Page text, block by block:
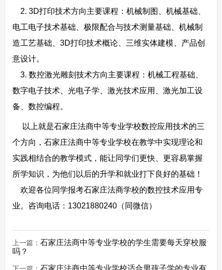
2. 3D打印技术方向主要课程：机械制图、机械基础、
电工电子技术基础、极限配合与技术测量基础、机械制
造工艺基础、3D打印技术概论、三维实体建模、产品创
意设计。
3. 数控激光雕刻技术方向主要课程：机械工程基础、
数字电子技术、光电子学、激光技术应用、激光加工设
备、数控编程。
以上就是石家庄法商中等专业学校数控应用技术的三
个方向，石家庄法商中等专业学校在教学中实现理论和
实践相结合的教学模式，能让同学们更快、更容易掌握
所学知识，为他们以后的升学和就业打下良好的基础！
欢迎各位同学报考石家庄法商学校的数控技术应用专
业。咨询电话：13021880240（同微信）
上一篇： 石家庄法商中等专业学校的学生需要每天穿校服
吗？
石家庄法商中等专业学校适合男孩子学的专业有